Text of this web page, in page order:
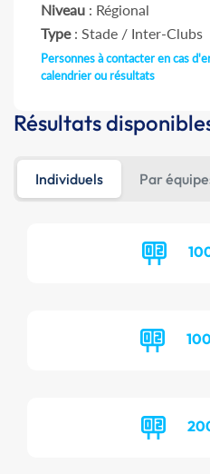
Niveau : Régional
Type: Stade / Inter-Clubs
Personnes à contacter en cas
calendrier ou résultats
Résultats
Individuels Par